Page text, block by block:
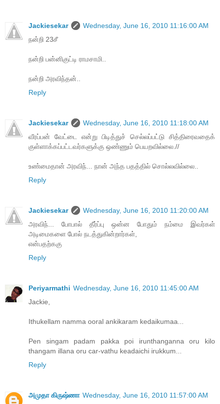
Jackiesekar
Wednesday, June 16, 2010 11:16:00 AM
நன்றி 23சீ
நன்றி பன்னிகுட்டி ராமசாமி..
நன்றி அரவிந்தன்..
Reply
Jackiesekar
Wednesday, June 16, 2010 11:18:00 AM
வீரப்பன் வேட்டை என்று பிடித்துச் செல்லப்பட்டு சித்திரைவதைக்
குள்ளாக்கப்பட்டவர்களுக்கு ஒண்ணும் பெயறவில்லை.//
உண்மைதான் அரவிந்... நான் அந்த பதத்தில் சொல்லவில்லை..
Reply
Jackiesekar
Wednesday, June 16, 2010 11:20:00 AM
அரவிந்... போபால் தீர்ப்பு ஒன்ன போதும் நம்மை இவர்கள்
அடிமைகளை போல் நடத்துகின்றார்கள்,
என்பதற்ககு
Reply
Periyarmathi Wednesday, June 16, 2010 11:45:00 AM
Jackie,
Ithukellam namma ooral ankikaram kedaikumaa...
Pen singam padam pakka poi irunthanganna oru kilo
thangam illana oru car-vathu keadaichi irukkum...
Reply
அமுதா கிருஷ்ணா Wednesday, June 16, 2010 11:57:00 AM